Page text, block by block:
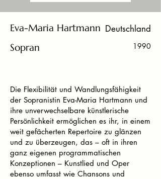
Eva-Maria Hartmann Deutschland
Sopran 1990
Die Flexibilität und Wandlungsfähigkeit
der Sopranistin Eva-Maria Hartmann und
ihre unverwechselbare künstlerische
Persönlichkeit ermöglichen es ihr, in einem
weit gefächerten Repertoire zu glänzen
und zu überzeugen, das – oft in ihren
ganz eigenen programmatischen
Konzeptionen – Kunstlied und Oper
ebenso umfasst wie Chansons und